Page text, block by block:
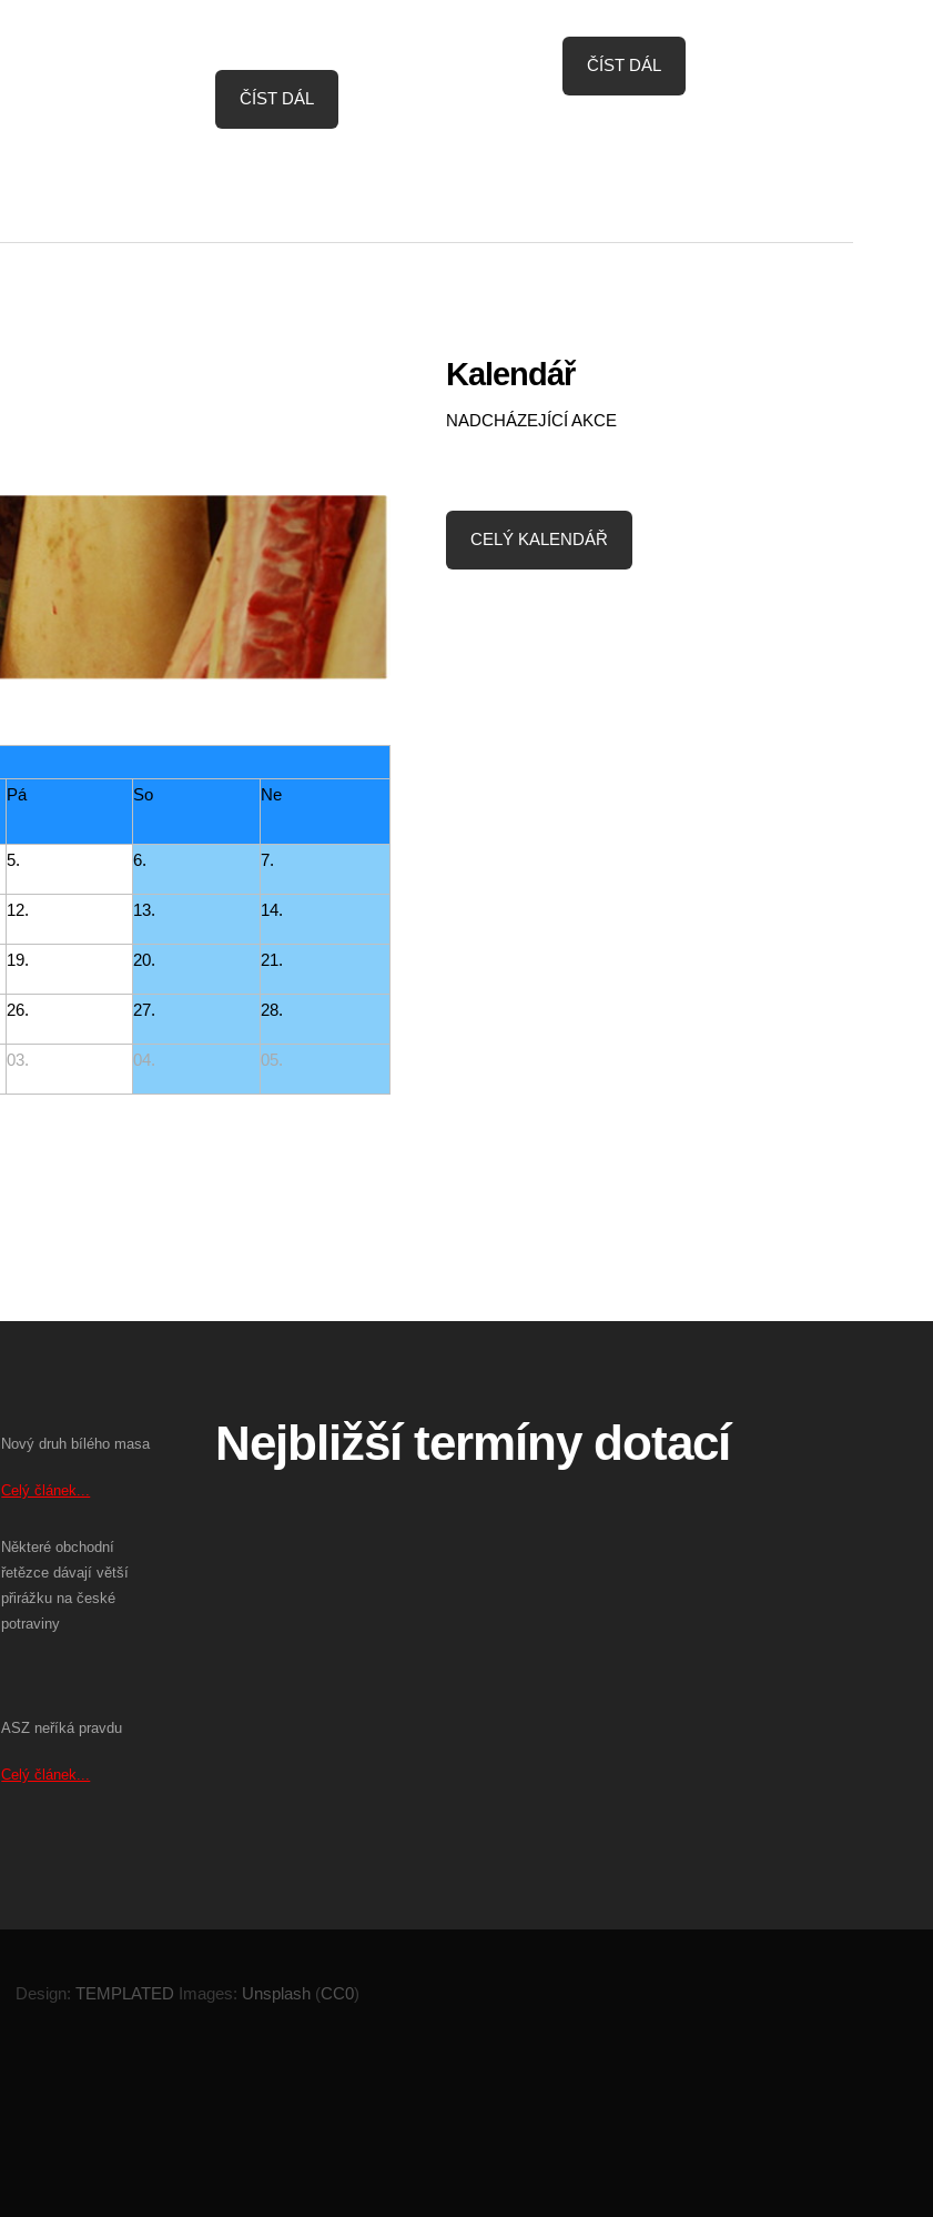
ČÍST DÁL
ČÍST DÁL
Pá So Ne
5. 6. 7.
12. 13. 14.
19. 20. 21.
26. 27. 28.
03. 04. 05.
Kalendář
NADCHÁZEJÍCÍ AKCE
CELÝ KALENDÁŘ
Nový druh bílého masa
Celý článek...
Některé obchodní
řetězce dávají větší
přirážku na české
potraviny
ASZ neříká pravdu
Celý článek...
Nejbližší termíny dotací
Design: TEMPLATED Images: Unsplash (CC0)